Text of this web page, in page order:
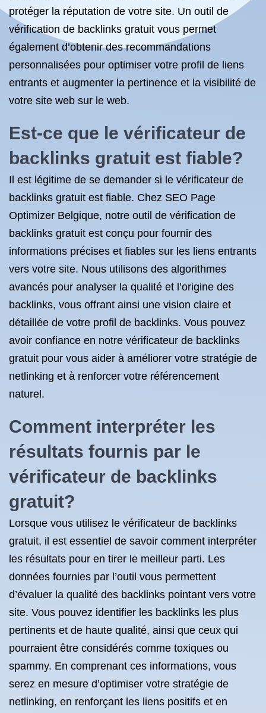
protéger la réputation de votre site. Un outil de
vérification de backlinks gratuit vous permet
également d’obtenir des recommandations
personnalisées pour optimiser votre profil de liens
entrants et augmenter la pertinence et la visibilité de
votre site web sur le web.
Est-ce que le vérificateur de
backlinks gratuit est fiable?
Il est légitime de se demander si le vérificateur de
backlinks gratuit est fiable. Chez SEO Page
Optimizer Belgique, notre outil de vérification de
backlinks gratuit est conçu pour fournir des
informations précises et fiables sur les liens entrants
vers votre site. Nous utilisons des algorithmes
avancés pour analyser la qualité et l’origine des
backlinks, vous offrant ainsi une vision claire et
détaillée de votre profil de backlinks. Vous pouvez
avoir confiance en notre vérificateur de backlinks
gratuit pour vous aider à améliorer votre stratégie de
netlinking et à renforcer votre référencement
naturel.
Comment interpréter les
résultats fournis par le
vérificateur de backlinks
gratuit?
Lorsque vous utilisez le vérificateur de backlinks
gratuit, il est essentiel de savoir comment interpréter
les résultats pour en tirer le meilleur parti. Les
données fournies par l’outil vous permettent
d’évaluer la qualité des backlinks pointant vers votre
site. Vous pouvez identifier les backlinks les plus
pertinents et de haute qualité, ainsi que ceux qui
pourraient être considérés comme toxiques ou
spammy. En comprenant ces informations, vous
serez en mesure d’optimiser votre stratégie de
netlinking, en renforçant les liens positifs et en